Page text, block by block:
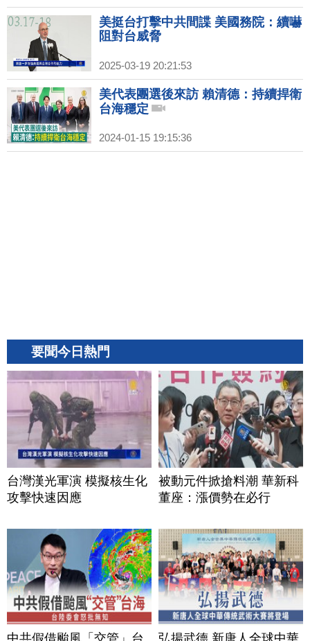
美挺台打擊中共間諜 美國務院：續嚇
阻對台威脅
2025-03-19 20:21:53
美代表團選後來訪 賴清德：持續捍衛
台海穩定
2024-01-15 19:15:36
要聞今日熱門
台灣漢光軍演 模擬核生化
攻擊快速因應
被動元件掀搶料潮 華新科
董座：漲價勢在必行
中共假借颱風「交管」台
弘揚武德 新唐人全球中華